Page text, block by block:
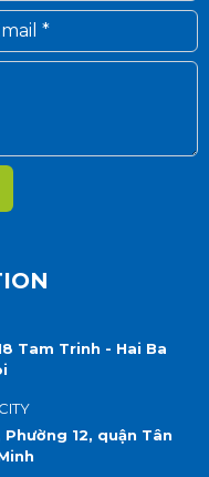
Tam Trinh - Hai Ba
12, quận Tân